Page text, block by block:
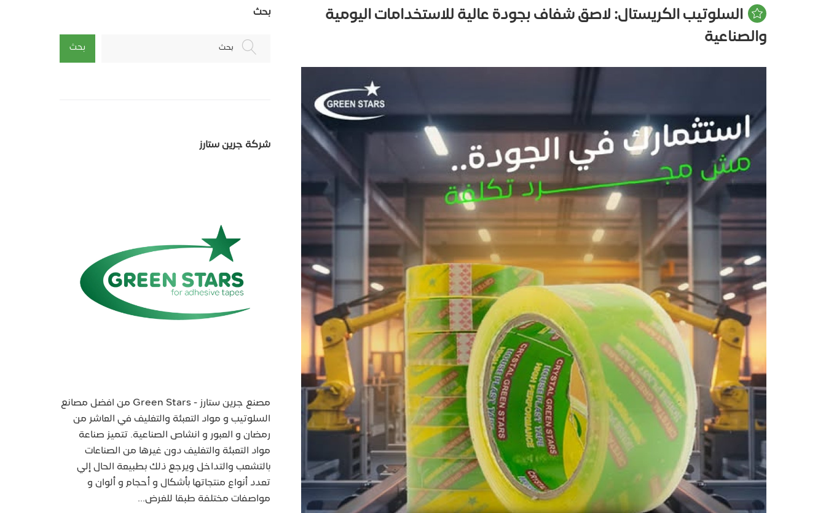
السلوتيب الكريستال: لاصق شفاف بجودة عالية للاستخدامات اليومية
والصناعية
بحث
بحث بحث
شركة جرين ستارز
مصنع جرين ستارز - Green Stars من افضل مصانع
السلوتيب و مواد التعبئة والتغليف في العاشر من
رمضان و العبور و انشاص الصناعية. تتميز صناعة
مواد التعبئة والتغليف دون غيرها من الصناعات
بالتشعب والتداخل ويرجع ذلك بطبيعة الحال إلي
تعدد أنواع منتجاتها بأشكال و أحجام و ألوان و
مواصفات مختلفة طبقا للغرض...